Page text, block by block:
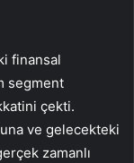
finansal
segment
çekti.
ve gelecekteki
zamanlı